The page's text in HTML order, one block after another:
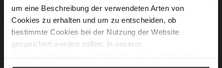
um eine Beschreibung der verwendeten Arten von
Cookies zu erhalten und um zu entscheiden, ob
bestimmte Cookies bei der Nutzung der Website
gespeichert werden sollen. In unserer
New Customers
Creating an account has many benefits: check out faster, keep
more than one address, track orders and more.